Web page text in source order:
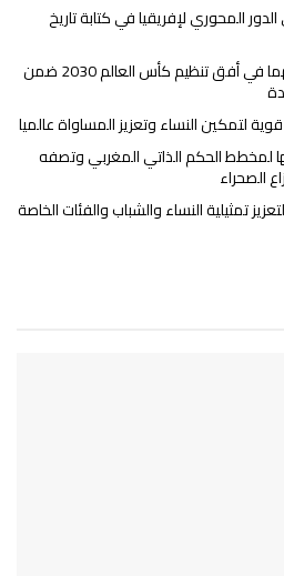
المحوري لإفريقيا في كتابة تاريخ
المغرب وفرنسا يعززان تعاونهما في أفق تنظيم كأس العالم 2030 ضمن
لتمكين النساء وتعزيز المساواة عالميا
لمخطط الحكم الذاتي المغربي وتصفه
الصحراء
تمثيلية النساء والشباب والفئات الخاصة